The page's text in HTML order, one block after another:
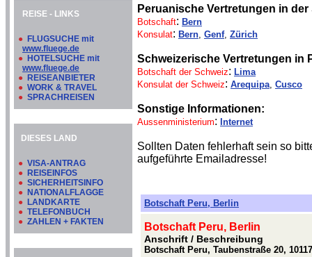
REISE - LINKS
● FLUGSUCHE mit
www.fluege.de
● HOTELSUCHE mit
www.fluege.de
● REISEANBIETER
● WORK & TRAVEL
● SPRACHREISEN
DIESES LAND
● VISA-ANTRAG
● REISEINFOS
● SICHERHEITSINFO
● NATIONALFLAGGE
● LANDKARTE
● TELEFONBUCH
● ZAHLEN + FAKTEN
Peruanische Vertretungen in der
Botschaft: Bern
Konsulat: Bern, Genf, Zürich
Schweizerische Vertretungen in
Botschaft der Schweiz: Lima
Konsulat der Schweiz: Arequipa, Cusco
Sonstige Informationen:
Aussenministerium: Internet
Sollten Daten fehlerhaft sein so
aufgeführte Emailadresse!
Botschaft Peru, Berlin
Botschaft Peru, Berlin
Anschrift / Beschreibung
Botschaft Peru, Taubenstraße 20,